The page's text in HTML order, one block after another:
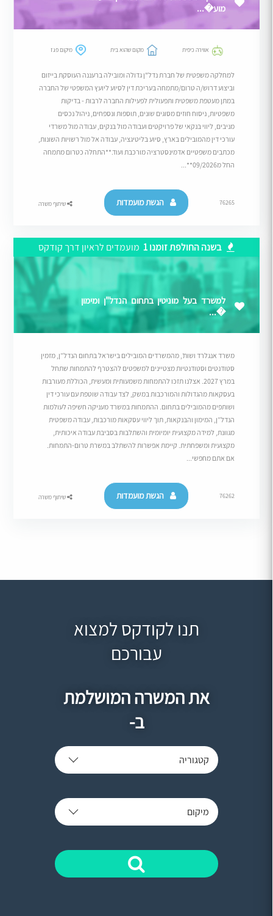
מוע�...
אווירה כיפית מקום שהוא בית מיקום פגז
למחלקה משפטית של חברת נדל"ן גדולה ומובילה ברעננה העוסקת בייזום
וביצוע דרוש/ה טרום/מתמחה בעריכת דין לסיוע ליועץ המשפטי של החברה
במתן מעטפת משפטית ותפעולית לפעילות החברה לרבות - בדיקות
משפטיות, ניסוח חוזים מסוגים שונים, תוספות ונספחים, ניהול נכסים
מניבים, ליווי בנקאי של פרויקטים ועבודה מול בנקים, עבודה מול משרדי
עורכי דין מהמובילים בארץ, סיוע בליטיגציה, עבודה אל מול רשויות השונות,
מכתבים משפטיים אדמינסטרציה מורכבת ועוד.**התחלה כטרום מתמחה
החל מ09/2026**...
76265 הגשת מועמדות שיתוף משרה
בשנה החולפת זומנו 1 מועמדים לראיון דרך קודקס
למשרד בעל מוניטין בתחום הנדל"ן ומימון
�...
משרד אנגלרד ושות’, מהמשרדים המובילים בישראל בתחום הנדל”ן, מזמין
סטודנטים וסטודנטיות מצטיינים למשפטים להצטרף להתמחות שתחל
במרץ 2027. אצלנו תזכו להתמחות משמעותית ומעשית, הכוללת מעורבות
בעסקאות מהגדולות והמורכבות במשק, לצד עבודה שוטפת עם עורכי דין
ושותפים מהמובילים בתחום. ההתמחות במשרד מעניקה חשיפה לעולמות
הנדל”ן, המימון והבנקאות, תוך ליווי עסקאות מורכבות, עבודה משפטית
מגוונת, למידה מקצועית יומיומית והשתלבות בסביבת עבודה איכותית,
מקצועית ומשפחתית. קיימת אפשרות להשתלב במשרת טרום-התמחות.
אם אתם מחפשי...
76262 הגשת מועמדות שיתוף משרה
תנו לקודקס למצוא
עבורכם
את המשרה המושלמת
ב-
קטגוריה
מיקום